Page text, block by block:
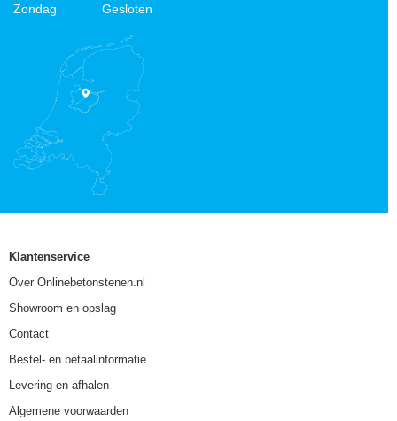
Zondag
Gesloten
Klantenservice
Over Onlinebetonstenen.nl
Showroom en opslag
Contact
Bestel- en betaalinformatie
Levering en afhalen
Algemene voorwaarden